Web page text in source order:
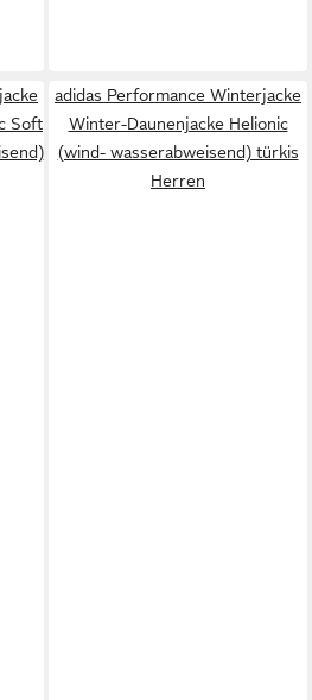
Soft
adidas Performance Winterjacke
Winter-Daunenjacke Helionic
(wind- wasserabweisend) türkis
Herren